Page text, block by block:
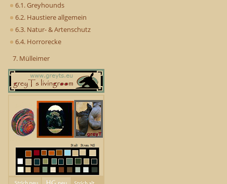
6.1. Greyhounds
6.2. Haustiere allgemein
6.3. Natur- & Artenschutz
6.4. Horrorecke
7. Mülleimer